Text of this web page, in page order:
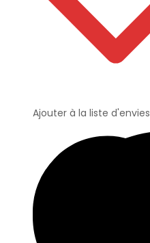
Ajouter à la liste d'envies